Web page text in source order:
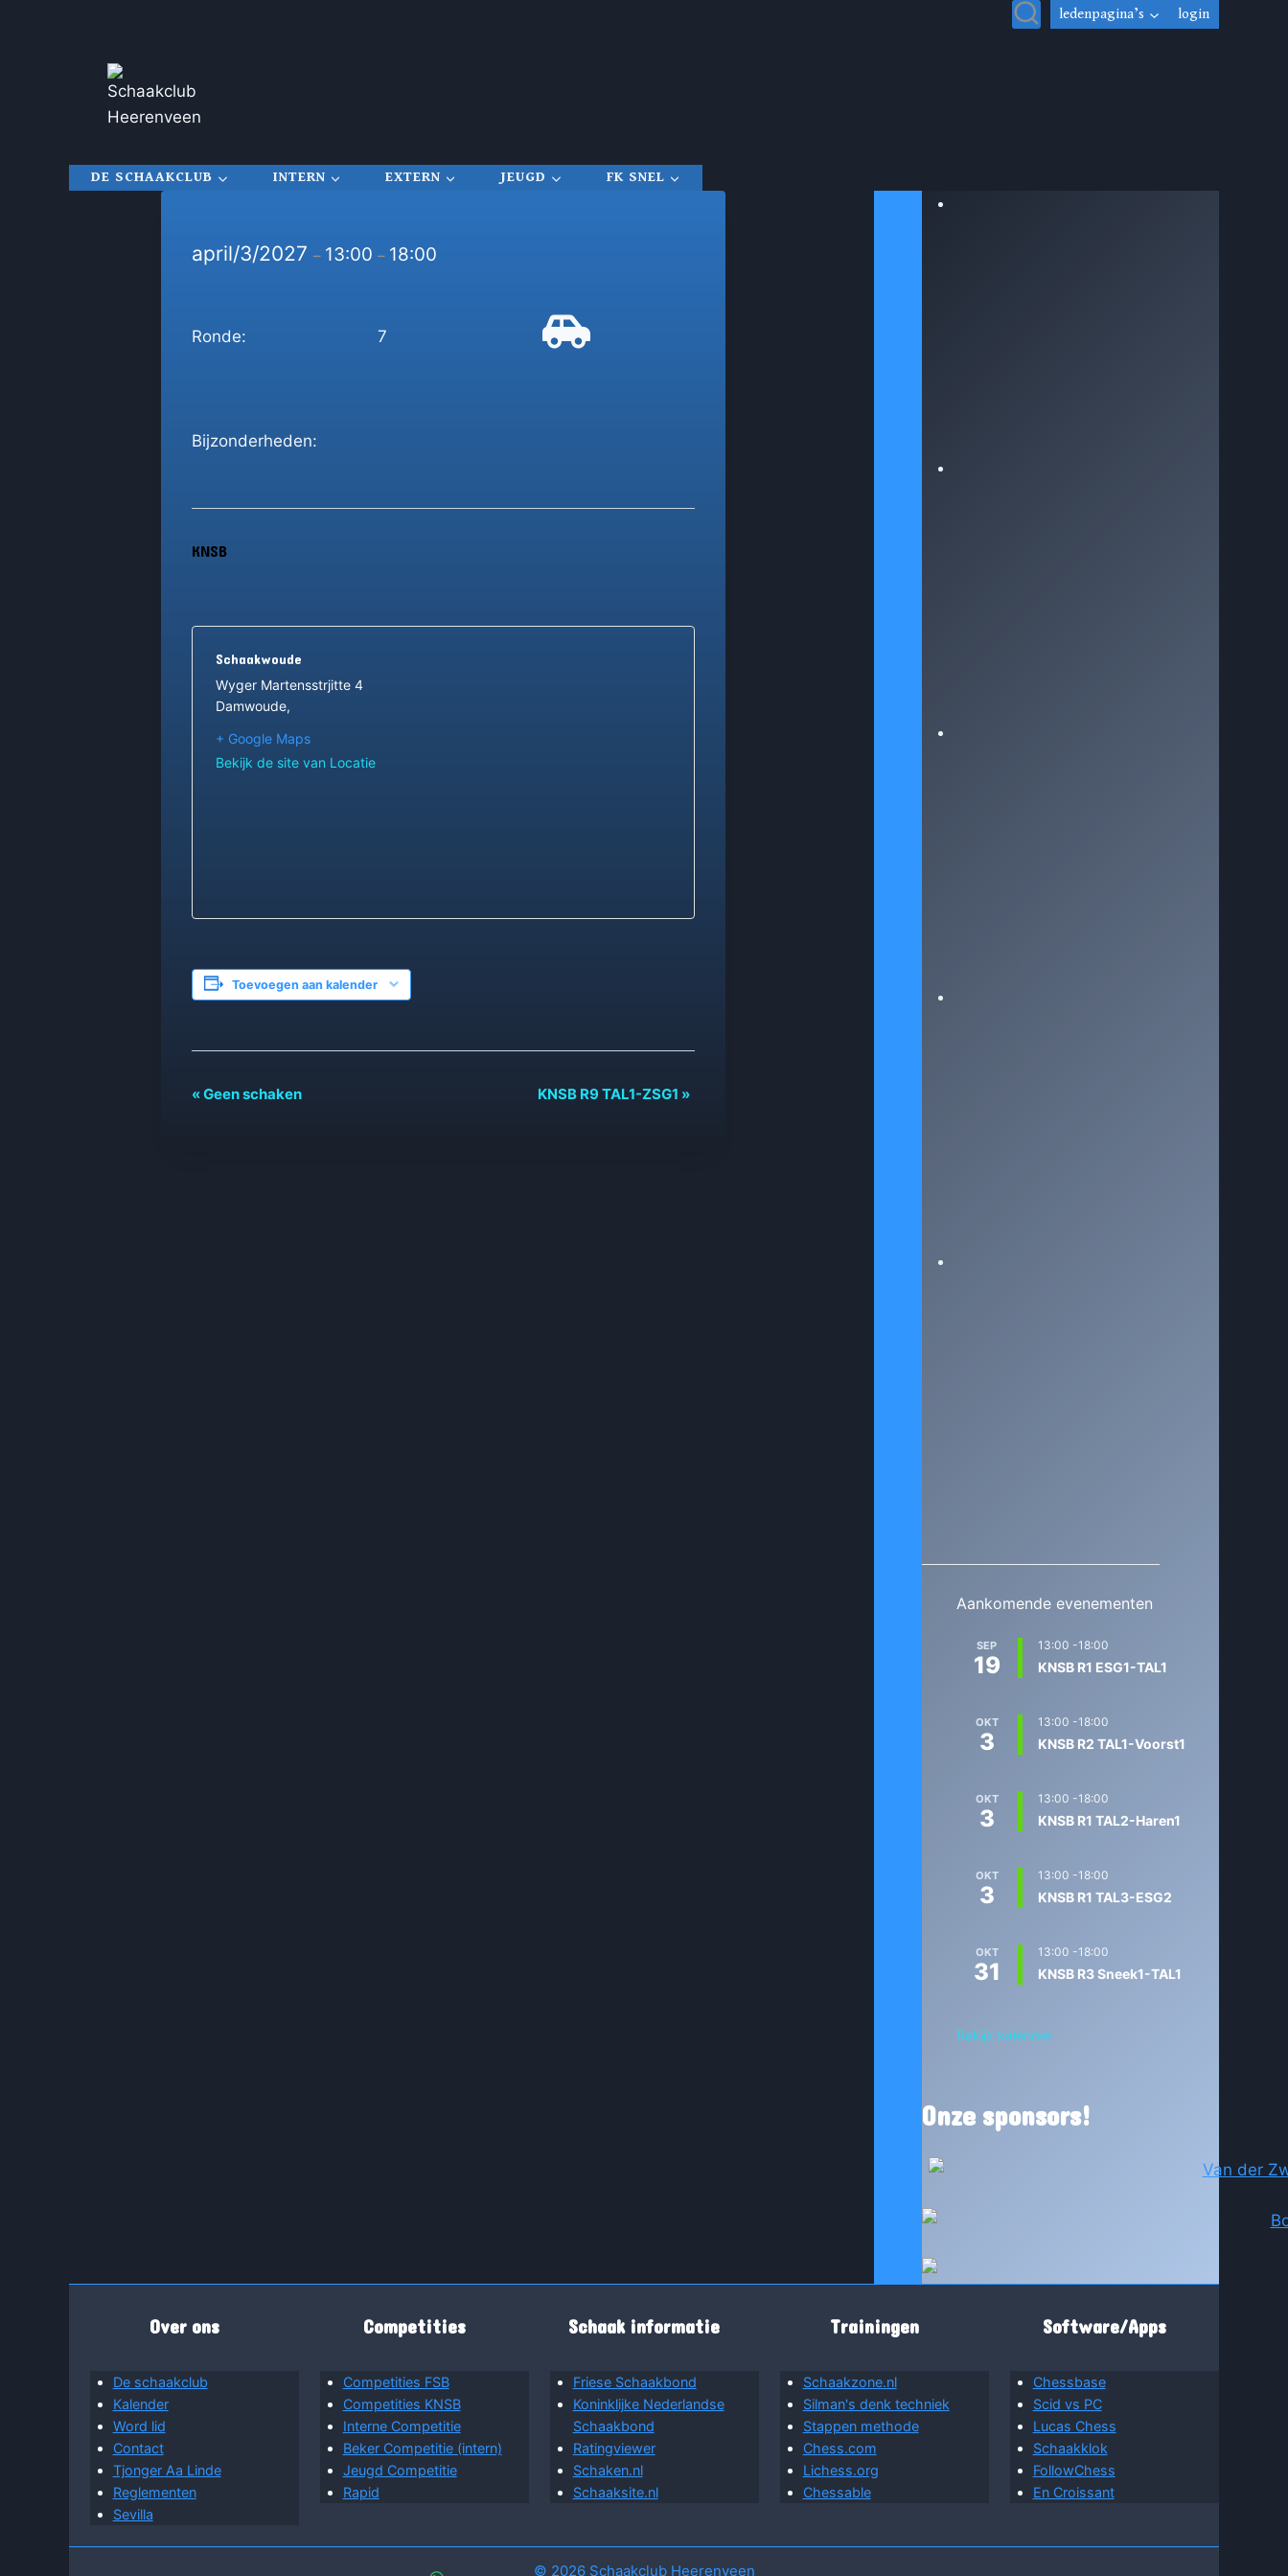
ledenpagina’s login
DE SCHAAKCLUB INTERN EXTERN JEUGD FK SNEL
april/3/2027 – 13:00 – 18:00
Ronde: 7
Bijzonderheden:
KNSB
Schaakwoude
Wyger Martensstrjitte 4
Damwoude,
+ Google Maps
Bekijk de site van Locatie
Toevoegen aan kalender
Evenement
«Geen schaken KNSB R9 TAL1-ZSG1 »
Aankomende evenementen
SEP
19
13:00 -18:00
KNSB R1 ESG1-TAL1
OKT
3
13:00 -18:00
KNSB R2 TAL1-Voorst1
OKT
3
13:00 -18:00
KNSB R1 TAL2-Haren1
OKT
3
13:00 -18:00
KNSB R1 TAL3-ESG2
OKT
31
13:00 -18:00
KNSB R3 Sneek1-TAL1
Bekijk kalender
Onze sponsors!
Over ons
De schaakclub
Kalender
Word lid
Contact
Tjonger Aa Linde
Reglementen
Sevilla
Competities
Competities FSB
Competities KNSB
Interne Competitie
Beker Competitie (intern)
Jeugd Competitie
Rapid
Schaak informatie
Friese Schaakbond
Koninklijke Nederlandse
Schaakbond
Ratingviewer
Schaken.nl
Schaaksite.nl
Trainingen
Schaakzone.nl
Silman's denk techniek
Stappen methode
Chess.com
Lichess.org
Chessable
Software/Apps
Chessbase
Scid vs PC
Lucas Chess
Schaakklok
FollowChess
En Croissant
© 2026 Schaakclub Heerenveen